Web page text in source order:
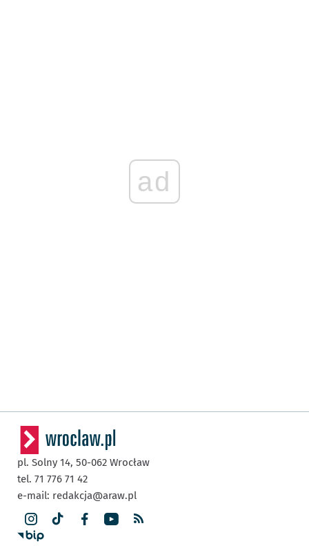
ad
pl. Solny 14, 50-062 Wrocław
tel. 71 776 71 42
e-mail: redakcja@araw.pl